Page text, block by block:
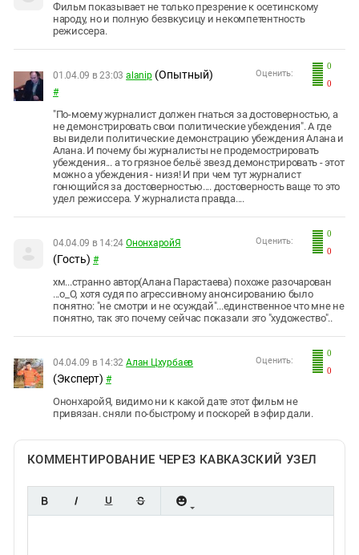
Фильм показывает не только презрение к осетинскому
народу, но и полную безвкусицу и некомпетентность
режиссера.
0
0
Оценить:
01.04.09 в 23:03 alanip (Опытный)
#
"По-моему журналист должен гнаться за достоверностью, а
не демонстрировать свои политические убеждения". А где
вы видели политические демонстрацию убеждения Алана и
Алана. И почему бы журналисты не продемострировать
убеждения... а то грязное бельё звезд демонстрировать - этот
можно а убеждения - низя! И при чем тут журналист
гонющийся за достоверностью.... достоверность ваще то это
удел режиссера. У журналиста правда....
0
0
Оценить:
04.04.09 в 14:24 ОнонхаройЯ
(Гость) #
хм...странно автор(Алана Парастаева) похоже разочарован
...о_О, хотя судя по агрессивному анонсированию было
понятно: "не смотри и не осуждай"...единственное что мне не
понятно, так это почему сейчас показали это "художество"..
0
0
Оценить:
04.04.09 в 14:32 Алан Цхурбаев
(Эксперт) #
ОнонхаройЯ, видимо ни к какой дате этот фильм не
привязан. сняли по-быстрому и поскорей в эфир дали.
КОММЕНТИРОВАНИЕ ЧЕРЕЗ КАВКАЗСКИЙ УЗЕЛ